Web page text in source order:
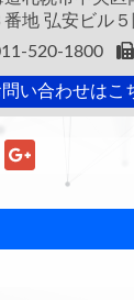
番地 弘安ビル
520-1800
い合わせはこ